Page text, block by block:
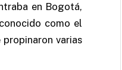
en Bogotá,
como el
varias